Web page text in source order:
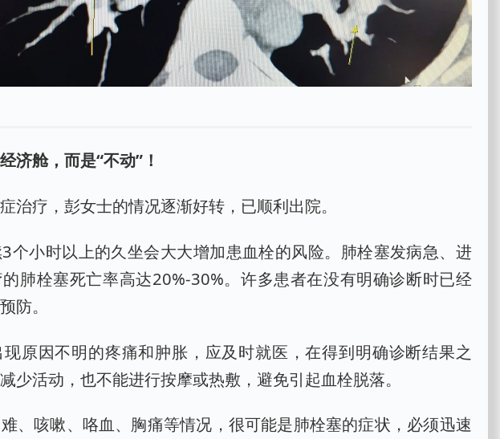
济舱，而是“不动”！
治疗，彭女士的情况逐渐好转，已顺利出院。
个小时以上的久坐会大大增加患血栓的风险。肺栓塞发病急、进
肺栓塞死亡率高达20%-30%。许多患者在没有明确诊断时已经
防。
原因不明的疼痛和肿胀，应及时就医，在得到明确诊断结果之
少活动，也不能进行按摩或热敷，避免引起血栓脱落。
、咳嗽、咯血、胸痛等情况，很可能是肺栓塞的症状，必须迅速